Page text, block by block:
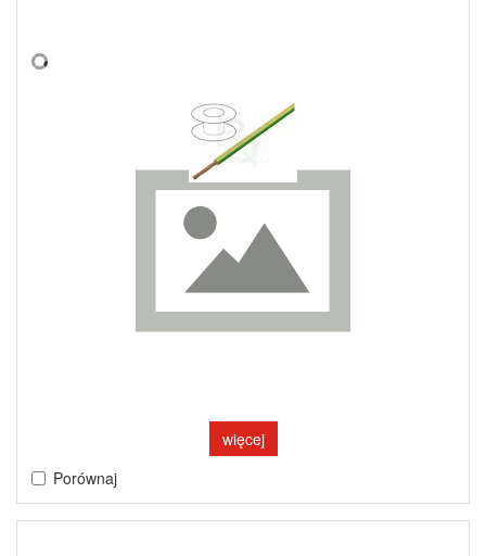
więcej
Porównaj